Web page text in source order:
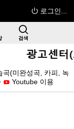
로그인...
검색
곡(미완성곡, 카피, 녹
Youtube 이용